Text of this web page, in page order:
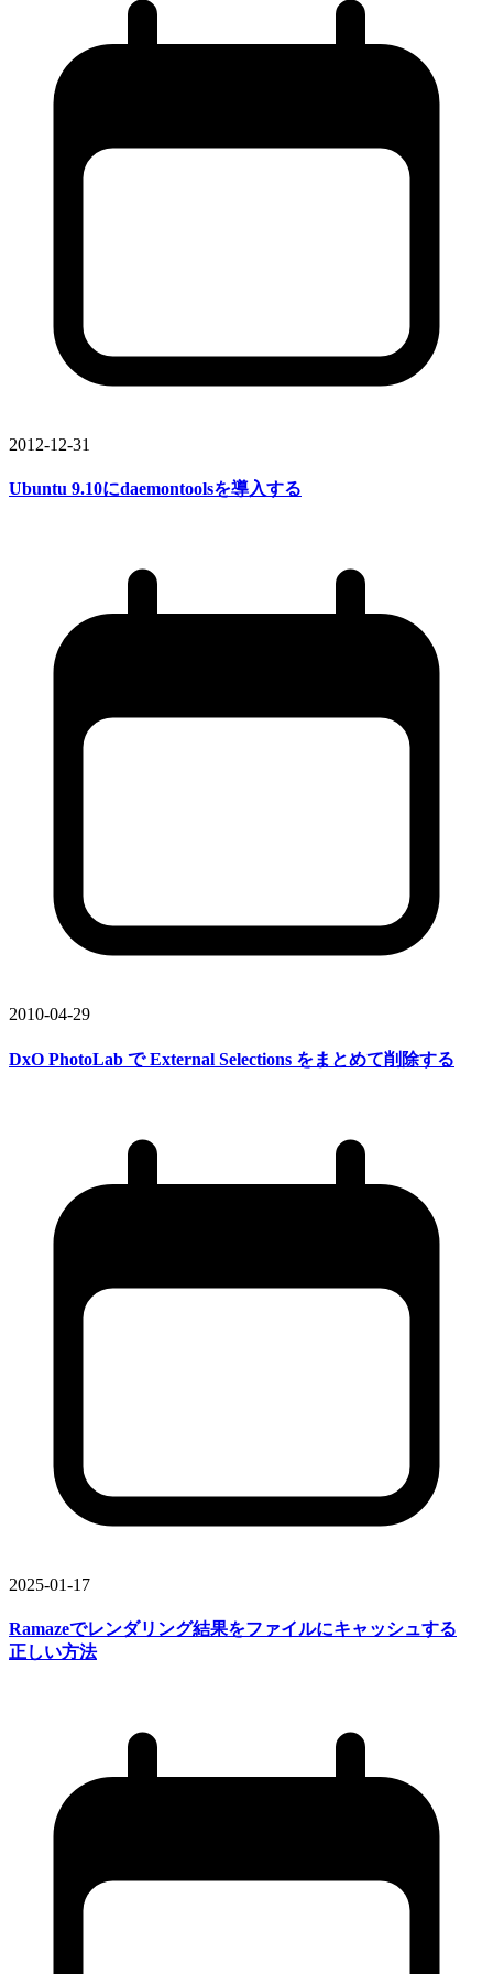
2012-12-31
Ubuntu 9.10にdaemontoolsを導入する
2010-04-29
DxO PhotoLab でExternal Selections をまとめて削除する
2025-01-17
Ramazeでレンダリング結果をファイルにキャッシュする
正しい方法